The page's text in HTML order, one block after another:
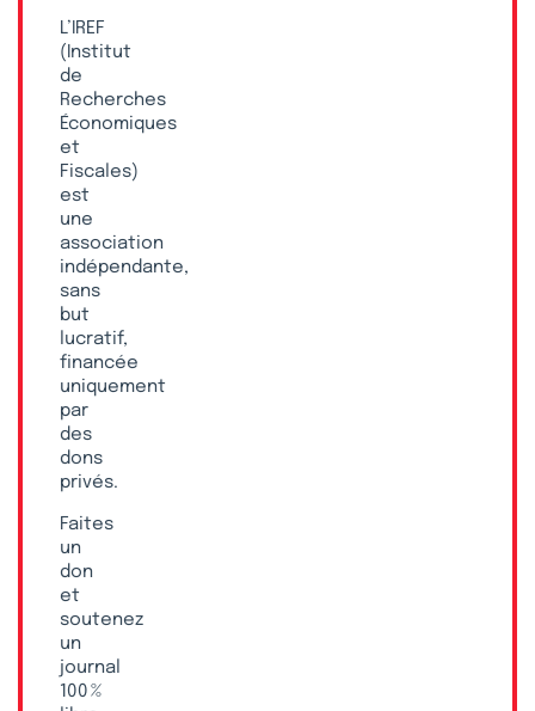
L’IREF
(Institut
de
Recherches
Économiques
et
Fiscales)
est
une
association
indépendante,
sans
but
lucratif,
financée
uniquement
par
des
dons
privés.
Faites
un
don
et
soutenez
un
journal
100 %